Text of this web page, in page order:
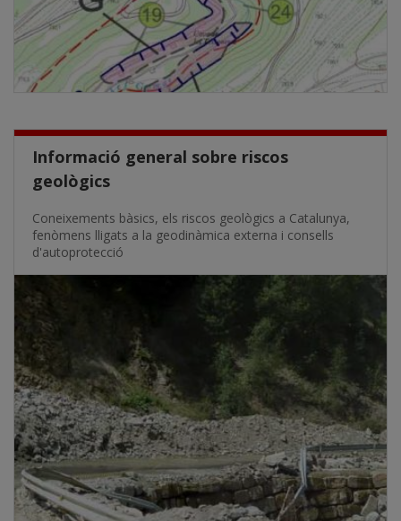
Informació general sobre riscos
geològics
Coneixements bàsics, els riscos geològics a Catalunya,
fenòmens lligats a la geodinàmica externa i consells
d'autoprotecció